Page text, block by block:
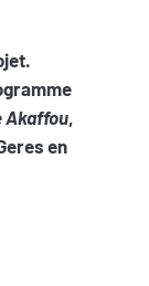
Akaffou,
en